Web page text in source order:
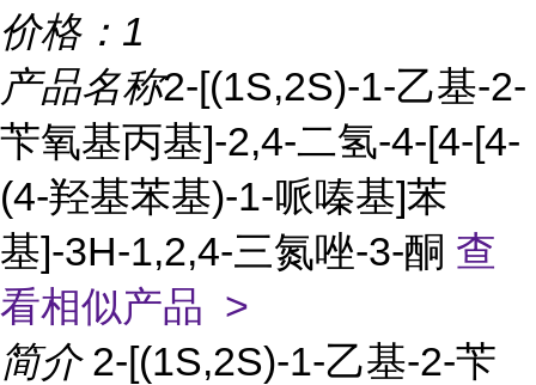
价格： 1
产品名称2-[(1S,2S)-1-乙基-2-
苄氧基丙基]-2,4-二氢-4-[4-[4-
(4-羟基苯基)-1-哌嗪基]苯
基]-3H-1,2,4-三氮唑-3-酮 查
看相似产品 >
简介 2-[(1S,2S)-1-乙基-2-苄